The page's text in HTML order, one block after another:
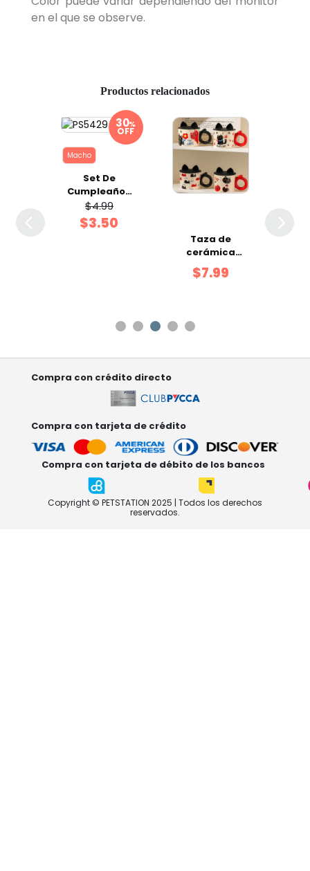
en el que se observe.
Productos relacionados
%
OFF
Macho
Set De
Cumpleaños
Para
Mascotas
Macho 2 pzas
$4.99
$3.50
Taza de
cerámica
gato 9 x 8.5 cm
400 ml
$7.99
Compra con crédito directo
Compra con tarjeta de crédito
Compra con tarjeta de débito de los bancos
Copyright © PETSTATION 2025 | Todos los derechos
reservados.